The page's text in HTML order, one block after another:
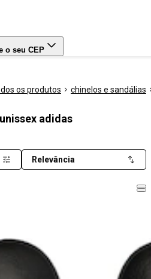
o seu CEP
os produtos chinelos e sandálias
adidas
Relevância